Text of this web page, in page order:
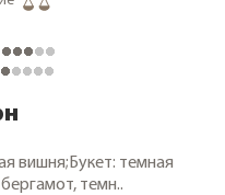
вишня;Букет: темная
темн..